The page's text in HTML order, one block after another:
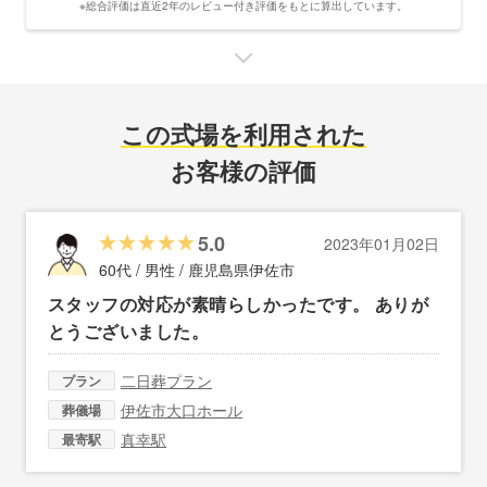
※総合評価は直近2年のレビュー付き評価をもとに算出しています。
この式場を利用された
お客様の評価
5.0
2023年01月02日
60代 / 男性 / 鹿児島県伊佐市
スタッフの対応が素晴らしかったです。 ありが
とうございました。
プラン 二日葬プラン
葬儀場 伊佐市大口ホール
最寄駅 真幸駅